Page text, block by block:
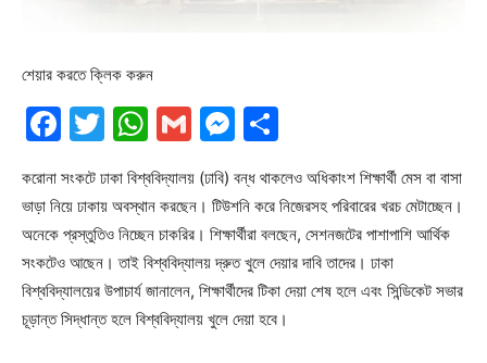
শেয়ার করতে ক্লিক করুন
Facebook
Twitter
WhatsApp
GmailMessenger
করোনা সংকটে ঢাকা বিশ্ববিদ্যালয় (ঢাবি) বন্ধ থাকলেও অধিকাংশ শিক্ষার্থী মেস বা বাসা
ভাড়া নিয়ে ঢাকায় অবস্থান করছেন। টিউশনি করে নিজেরসহ পরিবারের খরচ মেটাচ্ছেন।
অনেকে প্রস্তুতিও নিচ্ছেন চাকরির। শিক্ষার্থীরা বলছেন, সেশনজটের পাশাপাশি আর্থিক
সংকটেও আছেন। তাই বিশ্ববিদ্যালয় দ্রুত খুলে দেয়ার দাবি তাদের। ঢাকা
বিশ্ববিদ্যালয়ের উপাচার্য জানালেন, শিক্ষার্থীদের টিকা দেয়া শেষ হলে এবং সিন্ডিকেট সভার
চূড়ান্ত সিদ্ধান্ত হলে বিশ্ববিদ্যালয় খুলে দেয়া হবে।